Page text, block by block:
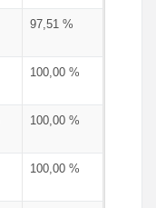
97,51 %
100,00 %
100,00 %
100,00 %